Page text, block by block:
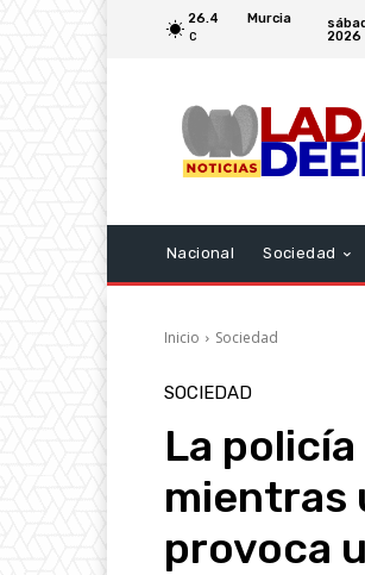
26.4
C
Murcia
2026
Nacional Sociedad
Inicio Sociedad
SOCIEDAD
La
mientras
provoca